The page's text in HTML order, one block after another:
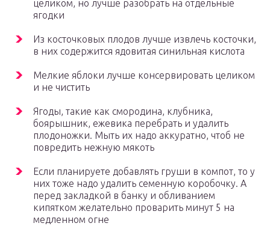
целиком, но лучше разобрать на отдельные
ягодки
Из косточковых плодов лучше извлечь косточки,
в них содержится ядовитая синильная кислота
Мелкие яблоки лучше консервировать целиком
и не чистить
Ягоды, такие как смородина, клубника,
боярышник, ежевика перебрать и удалить
плодоножки. Мыть их надо аккуратно, чтоб не
повредить нежную мякоть
Если планируете добавлять груши в компот, то у
них тоже надо удалить семенную коробочку. А
перед закладкой в банку и обливанием
кипятком желательно проварить минут 5 на
медленном огне